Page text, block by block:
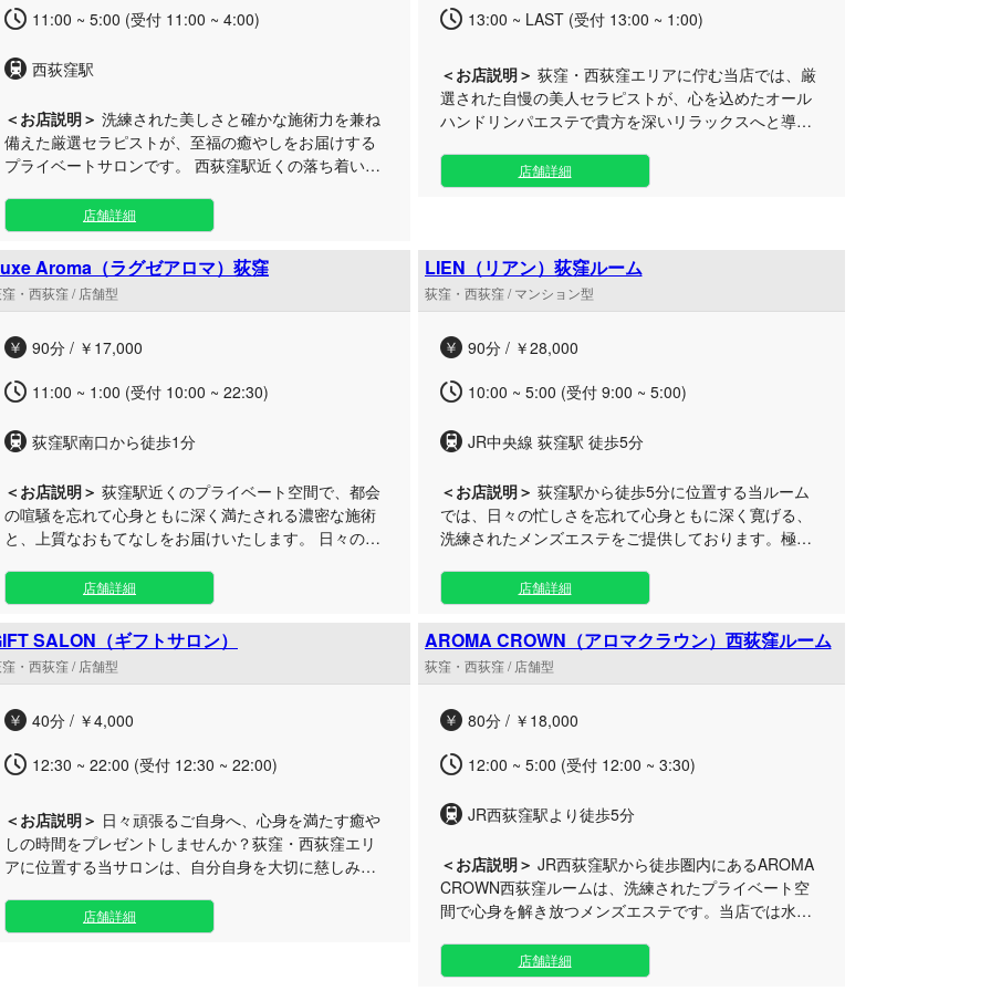
だけます。西荻窪エリアで心温まる上質なリラクゼー
ください。
11:00 ~ 5:00 (受付 11:00 ~ 4:00)
西荻窪駅
＜お店説明＞ 洗練された美しさと確かな施術力を兼ね
備えた厳選セラピストが、至福の癒やしをお届けする
プライベートサロンです。 西荻窪駅近くの落ち着いた
日々のお疲れを深部からじっくりと解きほぐす丁寧な
施術をご提供いたします。こだわり抜いた上質なおも
てなしと高級感あふれる空間の中で、心身ともに満た
される贅沢な時間をお過ごしいただけます。 静かに疲
れを癒やしたい大人の方やお仕事帰りの男性にもおす
の遅い時間にも気軽にご利用いただけます。都会の喧
い。
店舗詳細
13:00 ~ LAST (受付 13:00 ~ 1:00)
＜お店説明＞ 荻窪・西荻窪エリアに佇む当店では、厳
選された自慢の美人セラピストが、心を込めたオール
ハンドリンパエステで貴方を深いリラックスへと導き
慌ただしい日常を離れて静かに癒やされたい大人の方
にぴったりのプライベートな空間をご用意いたしまし
お届けいたします。 アクセスしやすい荻窪・西荻窪エ
リアの隠れ家ルームで、お仕事帰りの遅い時間やお出
かけの合間のリフレッシュとして、ぜひお気軽にお立
てなしでお待ちしております。
店舗詳細
Aroma（ラグゼアロマ）荻窪
・西荻窪 / 店舗型
90分 / ￥17,000
11:00 ~ 1:00 (受付 10:00 ~ 22:30)
荻窪駅南口から徒歩1分
＜お店説明＞ 荻窪駅近くのプライベート空間で、都会
の喧騒を忘れて心身ともに深く満たされる濃密な施術
と、上質なおもてなしをお届けいたします。 日々の忙
雰囲気の個室をご用意いたしました。独自の技術を惜
しみなく注ぎ込む丁寧な施術は、身体の深部からコリ
や疲れをほぐし、極上の寛ぎをもたらします。お仕事
帰りや休日のお出かけの合間など、リフレッシュした
いタイミングで気軽にお立ち寄りいただけます。都会
を、ぜひご体験ください。
店舗詳細
LIEN（リアン）荻窪ルーム
荻窪・西荻窪 / マンション型
90分 / ￥28,000
10:00 ~ 5:00 (受付 9:00 ~ 5:00)
JR中央線 荻窪駅 徒歩5分
＜お店説明＞ 荻窪駅から徒歩5分に位置する当ルーム
では、日々の忙しさを忘れて心身ともに深く寛げる、
洗練されたメンズエステをご提供しております。極上
るビジネスマンや落ち着いた時間を過ごしたい大人の
方へ向けて、周りを気にせずリラックスできる完全個
室の快適な空間をご用意しました。当サロン自慢の丁
寧なもみほぐしやボディケア施術により、お体全体の
コリや疲れをじんわりとほぐし、至福の癒やしをお届
たお部屋は、お仕事帰りの遅い時間や休日のお出かけ
にも対応しておりますので、お客様のお好きなスタイ
店舗詳細
SALON（ギフトサロン）
・西荻窪 / 店舗型
40分 / ￥4,000
12:30 ~ 22:00 (受付 12:30 ~ 22:00)
＜お店説明＞ 日々頑張るご自身へ、心身を満たす癒や
しの時間をプレゼントしませんか？荻窪・西荻窪エリ
アに位置する当サロンは、自分自身を大切に慈しみ、
ンをお届けします。 静かに癒やされたい大人の方や、
お仕事帰りのリフレッシュを求める方へ向けて、ほっ
店舗詳細
AROMA CROWN（アロマクラウン）西荻窪ルーム
荻窪・西荻窪 / 店舗型
80分 / ￥18,000
12:00 ~ 5:00 (受付 12:00 ~ 3:30)
JR西荻窪駅より徒歩5分
＜お店説明＞ JR西荻窪駅から徒歩圏内にあるAROMA
CROWN西荻窪ルームは、洗練されたプライベート空
間で心身を解き放つメンズエステです。当店では水溶
ど、多彩な施術で日常のストレスや疲労を丁寧にほぐ
します。 落ち着いたひとときを過ごしたい大人の方や
店舗詳細